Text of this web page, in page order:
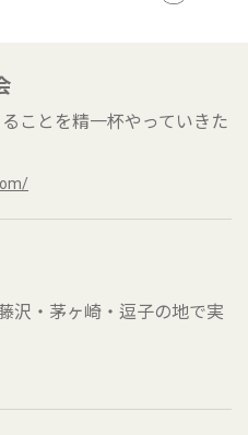
ことを精一杯やっていきた
沢・茅ヶ崎・逗子の地で実